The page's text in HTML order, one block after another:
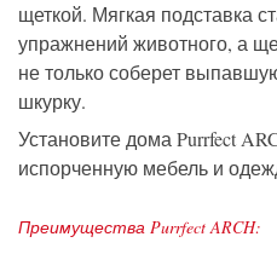
щеткой. Мягкая подставка
упражнений животного, а
не только соберет
шкурку.
Установите дома Purrfect
испорченную мебель и
Преимущества Purrfect ARCH: